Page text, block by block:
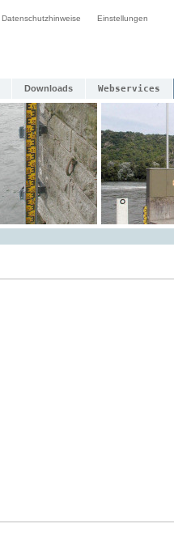
Datenschutzhinweise Einstellungen
Downloads Webservices